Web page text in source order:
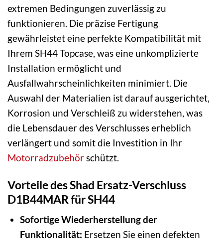
extremen Bedingungen zuverlässig zu
funktionieren. Die präzise Fertigung
gewährleistet eine perfekte Kompatibilität mit
Ihrem SH44 Topcase, was eine unkomplizierte
Installation ermöglicht und
Ausfallwahrscheinlichkeiten minimiert. Die
Auswahl der Materialien ist darauf ausgerichtet,
Korrosion und Verschleiß zu widerstehen, was
die Lebensdauer des Verschlusses erheblich
verlängert und somit die Investition in Ihr
Motorradzubehörschützt.
Vorteile des Shad Ersatz-Verschluss
D1B44MAR für SH44
Sofortige Wiederherstellung der
Funktionalität: Ersetzen Sie einen defekten